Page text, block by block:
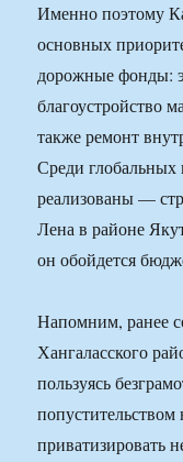
Именно поэтому
основных
дорожные фонды:
благоустройство
также ремонт
Среди глобальных
реализованы —
Лена в районе
он обойдется
Напомним, ранее
Хангаласского
пользуясь
приватизировать